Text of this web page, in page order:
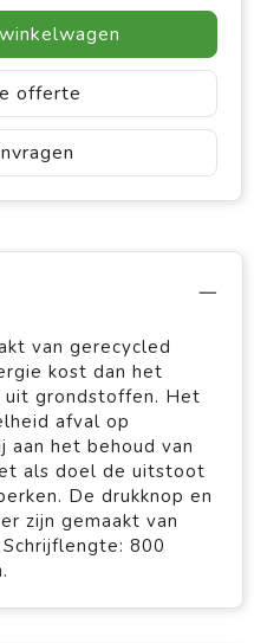
offerte
van gerecycled
kost dan het
uit grondstoffen. Het
afval op
het behoud van
als doel de uitstoot
De drukknop en
zijn gemaakt van
800